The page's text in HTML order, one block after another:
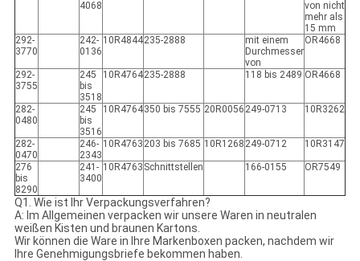
4068
von nicht
mehr als
15 mm
292-
3770
242-
0136
10R4844235-2888
mit einem
Durchmesser
von
OR4668
292-
3755
245
bis
3518
10R4764235-2888 118 bis 2489 OR4668
282-
0480
245
bis
3516
10R4764350 bis 7555 20R0056 249-0713 10R3262
282-
0470
246-
2343
10R4763 203 bis 7685 10R1268 249-0712 10R3147
276
bis
8290
241-
3400
10R4763 Schnittstellen 166-0155 OR7549
Q1. Wie ist Ihr Verpackungsverfahren?
A: Im Allgemeinen verpacken wir unsere Waren in neutralen
weißen Kisten und braunen Kartons.
Wir können die Ware in Ihre Markenboxen packen, nachdem wir
Ihre Genehmigungsbriefe bekommen haben.